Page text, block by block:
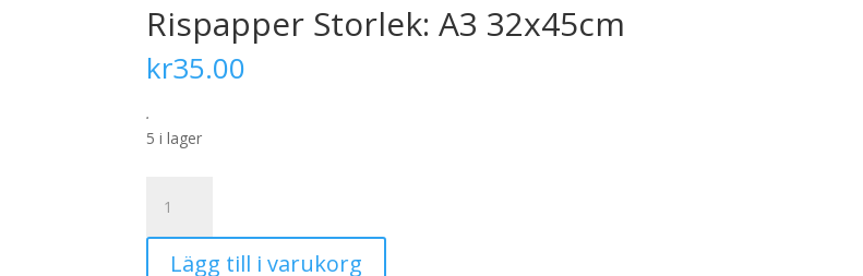
Rispapper Storlek: A3 32x45cm
kr35.00
.
5 i lager
Storlek:
A3
32x45cm
Lägg till i varukorg